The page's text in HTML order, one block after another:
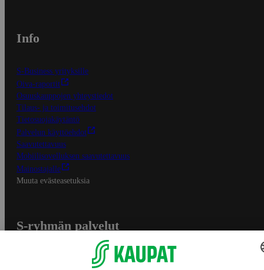
Info
S-Business yrityksille
Oiva-raportit
Osuuskauppojen yhteystiedot
Tilaus- ja toimitusehdot
Tietosuojakäytäntö
Palvelun käyttöehdot
Saavutettavuus
Mobiilisovelluksen saavutettavuus
Mainostajalle
Muuta evästeasetuksia
S-ryhmän palvelut